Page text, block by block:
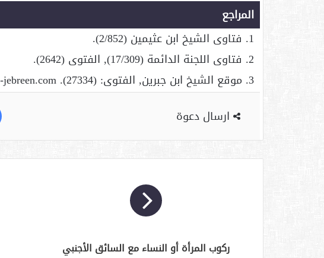
المراجع
1. فتاوى الشيخ ابن عثيمين (2/852).
2. فتاوى اللجنة الدائمة (17/309), الفتوى (2642).
3. موقع الشيخ ابن جبرين, الفتوى: (27334). http://ibn-jebreen.com/
ارسال دعوة
ركوب المرأة أو النساء مع السائق الأجنبي